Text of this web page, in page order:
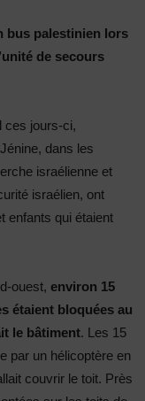
bus palestinien lors
de secours
ces jours-ci,
dans les
israélienne et
israélien, ont
enfants qui étaient
ouest, environ 15
étaient bloquées au
le bâtiment. Les 15
par un hélicoptère en
couvrir le toit. Près